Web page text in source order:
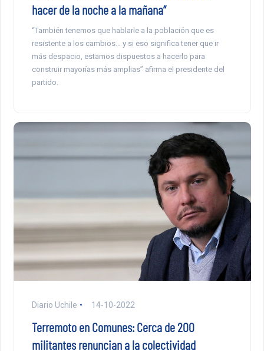
hacer de la noche a la mañana”
“También tenemos que hablarle a la población que es
resistente a los cambios… y si eso significa tener que ir
más despacio, estamos dispuestos a hacerlo para
construir mayorías más amplias” afirma el presidente del
partido.
Diario Uchile 14-10-2022
Terremoto en Comunes: Cerca de 200
militantes renuncian a la colectividad